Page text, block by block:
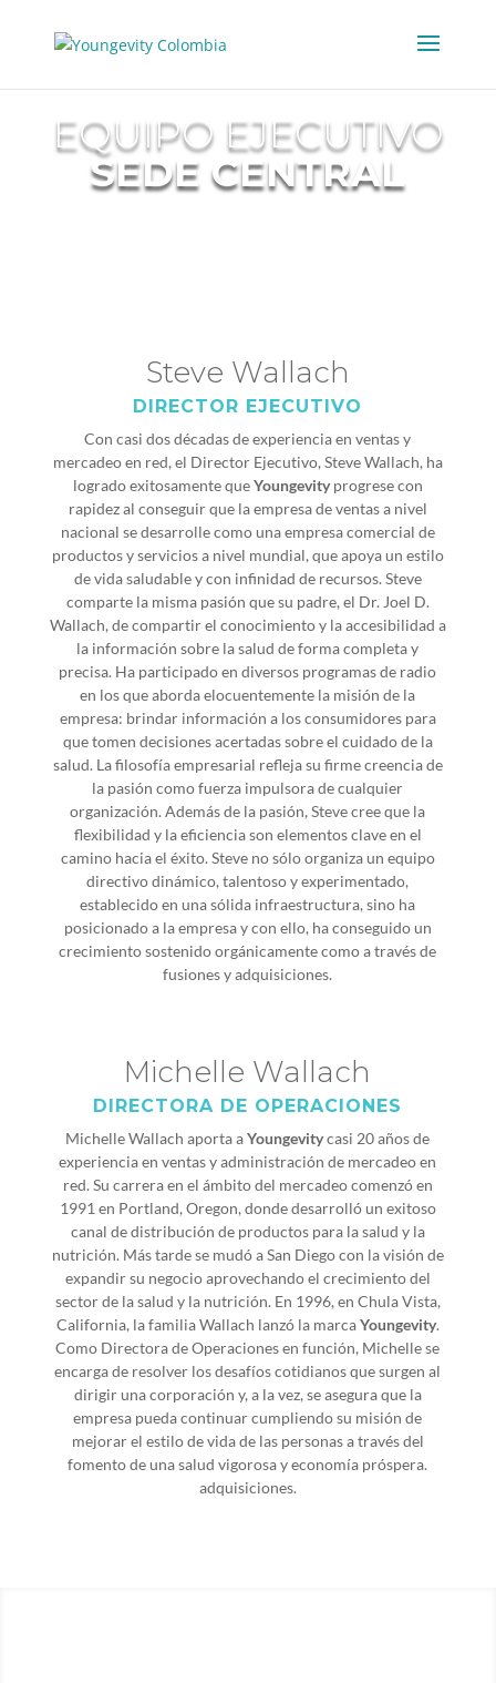
EQUIPO EJECUTIVO
SEDE CENTRAL
Steve Wallach
DIRECTOR EJECUTIVO
Con casi dos décadas de experiencia en ventas y
mercadeo en red, el Director Ejecutivo, Steve Wallach, ha
logrado exitosamente queYoungevityprogrese con
rapidez al conseguir que la empresa de ventas a nivel
nacional se desarrolle como una empresa comercial de
productos y servicios a nivel mundial, que apoya un estilo
de vida saludable y con infinidad de recursos. Steve
comparte la misma pasión que su padre, el Dr. Joel D.
Wallach, de compartir el conocimiento y la accesibilidad a
la información sobre la salud de forma completa y
precisa. Ha participado en diversos programas de radio
en los que aborda elocuentemente la misión de la
empresa: brindar información a los consumidores para
que tomen decisiones acertadas sobre el cuidado de la
salud. La filosofía empresarial refleja su firme creencia de
la pasión como fuerza impulsora de cualquier
organización. Además de la pasión, Steve cree que la
flexibilidad y la eficiencia son elementos clave en el
camino hacia el éxito. Steve no sólo organiza un equipo
directivo dinámico, talentoso y experimentado,
establecido en una sólida infraestructura, sino ha
posicionado a la empresa y con ello, ha conseguido un
crecimiento sostenido orgánicamente como a través de
fusiones y adquisiciones.
Michelle Wallach
DIRECTORA DE OPERACIONES
Michelle Wallach aporta aYoungevitycasi 20 años de
experiencia en ventas y administración de mercadeo en
red. Su carrera en el ámbito del mercadeo comenzó en
1991 en Portland, Oregon, donde desarrolló un exitoso
canal de distribución de productos para la salud y la
nutrición. Más tarde se mudó a San Diego con la visión de
expandir su negocio aprovechando el crecimiento del
sector de la salud y la nutrición. En 1996, en Chula Vista,
California, la familia Wallach lanzó la marcaYoungevity.
Como Directora de Operaciones en función, Michelle se
encarga de resolver los desafíos cotidianos que surgen al
dirigir una corporación y, a la vez, se asegura que la
empresa pueda continuar cumpliendo su misión de
mejorar el estilo de vida de las personas a través del
fomento de una salud vigorosa y economía próspera.
adquisiciones.